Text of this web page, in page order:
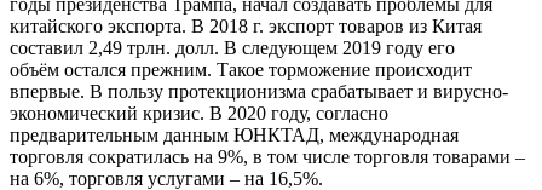
китайского экспорта. В 2018 г. экспорт товаров из Китая
составил 2,49 трлн. долл. В следующем 2019 году его
объём остался прежним. Такое торможение происходит
впервые. В пользу протекционизма срабатывает и вирусно-
экономический кризис. В 2020 году, согласно
предварительным данным ЮНКТАД, международная
торговля сократилась на 9%, в том числе торговля товарами –
на 6%, торговля услугами – на 16,5%.